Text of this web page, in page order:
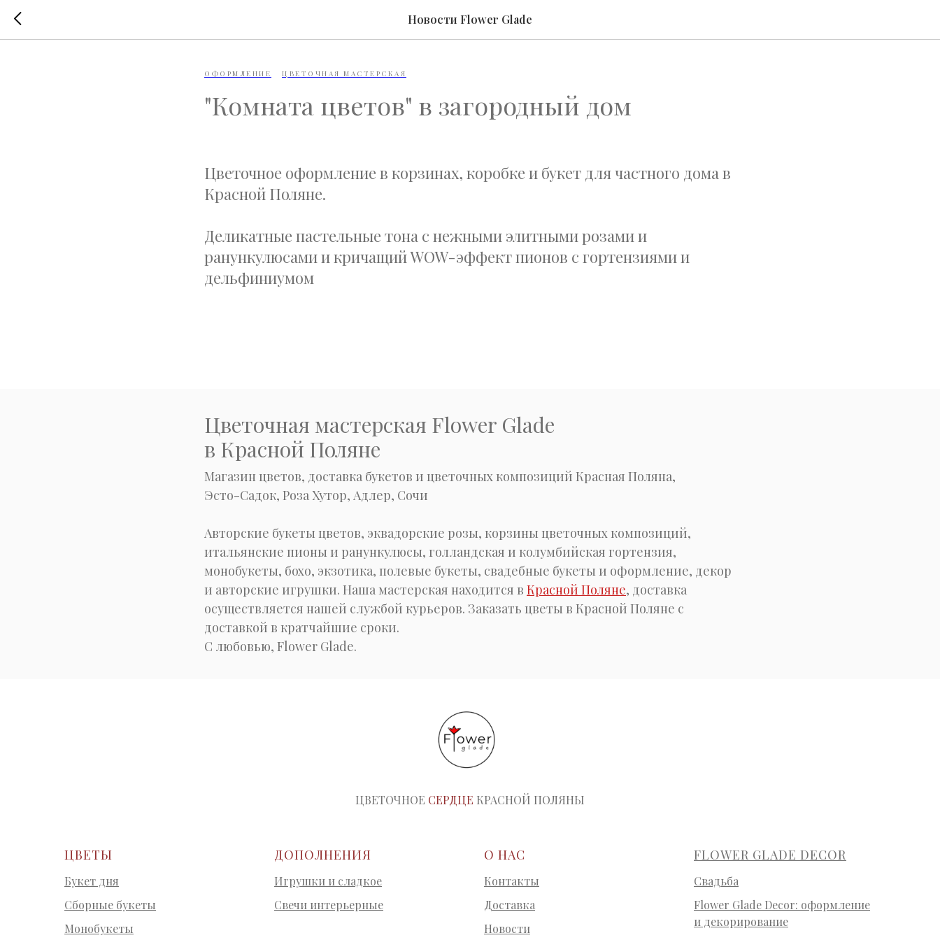
Новости Flower Glade
ОФОРМЛЕНИЕ ЦВЕТОЧНАЯ МАСТЕРСКАЯ
"Комната цветов" в загородный дом
Цветочное оформление в корзинах, коробке и букет для частного дома в
Красной Поляне.
Деликатные пастельные тона с нежными элитными розами и
ранункулюсами и кричащий WOW-эффект пионов с гортензиями и
дельфиниумом
Цветочная мастерская Flower Glade
в Красной Поляне
Магазин цветов, доставка букетов и цветочных композиций Красная Поляна,
Эсто-Садок, Роза Хутор, Адлер, Сочи
Авторские букеты цветов, эквадорские розы, корзины цветочных композиций,
итальянские пионы и ранункулюсы, голландская и колумбийская гортензия,
монобукеты, бохо, экзотика, полевые букеты, свадебные букеты и оформление, декор
и авторские игрушки. Наша мастерская находится в Красной Поляне, доставка
осуществляется нашей службой курьеров. Заказать цветы в Красной Поляне с
доставкой в кратчайшие сроки.
С любовью, Flower Glade.
ЦВЕТОЧНОЕ СЕРДЦЕ КРАСНОЙ ПОЛЯНЫ
ЦВЕТЫ
Букет дня
Сборные букеты
Монобукеты
ДОПОЛНЕНИЯ
Игрушки и сладкое
Свечи интерьерные
О НАС
Контакты
Доставка
Новости
FLOWER GLADE DECOR
Свадьба
Flower Glade Decor: оформление
и декорирование